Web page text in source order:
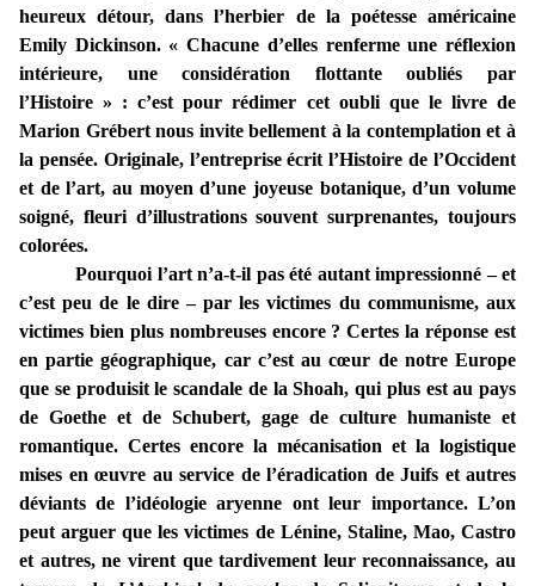
heureux détour, dans l’herbier de la poétesse américaine
Emily Dickinson. « Chacune d’elles renferme une réflexion
intérieure, une considération flottante oubliés par
l’Histoire » : c’est pour rédimer cet oubli que le livre de
Marion Grébert nous invite bellement à la contemplation et à
la pensée. Originale, l’entreprise écrit l’Histoire de l’Occident
et de l’art, au moyen d’une joyeuse botanique, d’un volume
soigné, fleuri d’illustrations souvent surprenantes, toujours
colorées.
Pourquoi l’art n’a-t-il pas été autant impressionné – et
c’est peu de le dire – par les victimes du communisme, aux
victimes bien plus nombreuses encore ? Certes la réponse est
en partie géographique, car c’est au cœur de notre Europe
que se produisit le scandale de la Shoah, qui plus est au pays
de Goethe et de Schubert, gage de culture humaniste et
romantique. Certes encore la mécanisation et la logistique
mises en œuvre au service de l’éradication de Juifs et autres
déviants de l’idéologie aryenne ont leur importance. L’on
peut arguer que les victimes de Lénine, Staline, Mao, Castro
et autres, ne virent que tardivement leur reconnaissance, au